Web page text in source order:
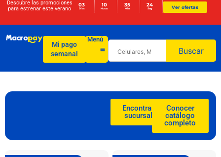
Descubre las promociones
para estrenar este verano
03
Días
10
Horas
35
Min
23
Seg Ver ofertas
Mi pago
semanal
Menú
Buscar
Encontrar
sucursal
Conocer
catálogo
completo